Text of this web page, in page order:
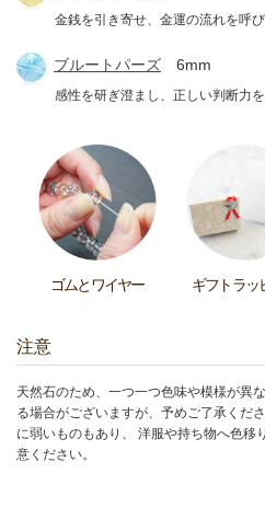
金銭を引き寄せ、金運の流れを呼
ブルートパーズ 6mm
感性を研ぎ澄まし、正しい判断力
ゴムとワイヤー ギフトラッ
注意
天然石のため、一つ一つ色味や模様が異
る場合がございますが、予めご了承くだ
に弱いものもあり、 洋服や持ち物へ色移
意ください。